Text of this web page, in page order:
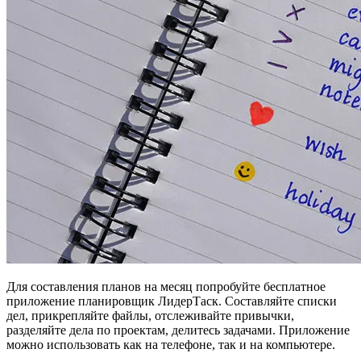
Для составления планов на месяц попробуйте бесплатное
приложение планировщик ЛидерТаск. Составляйте списки
дел, прикрепляйте файлы, отслеживайте привычки,
разделяйте дела по проектам, делитесь задачами. Приложение
можно использовать как на телефоне, так и на компьютере.